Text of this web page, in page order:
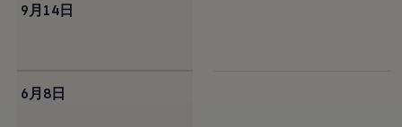
9月14日
6月8日